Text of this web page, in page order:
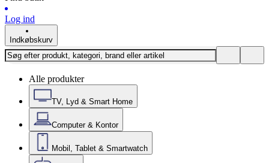
Log ind
Indkøbskurv
Alle produkter
TV, Lyd & Smart Home
Computer & Kontor
Mobil, Tablet & Smartwatch